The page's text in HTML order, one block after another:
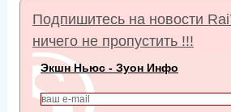
Подпишитесь на новости
ничего не пропустить !!!
Экшн Ньюс - Зуон Инфо